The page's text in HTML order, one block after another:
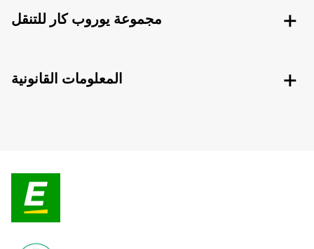
مجموعة يوروب كار للتنقل
المعلومات القانونية